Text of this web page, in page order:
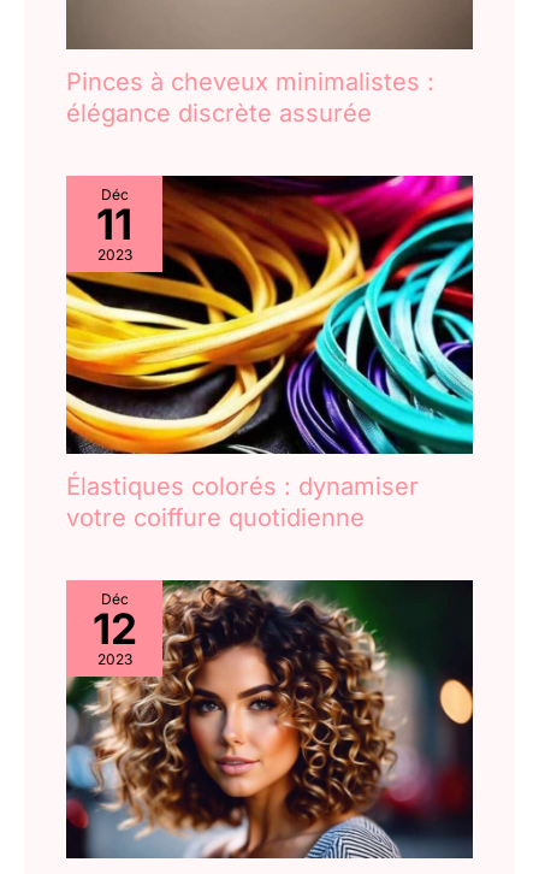
Pinces à cheveux minimalistes :
élégance discrète assurée
Déc
11
2023
Élastiques colorés : dynamiser
votre coiffure quotidienne
Déc
12
2023